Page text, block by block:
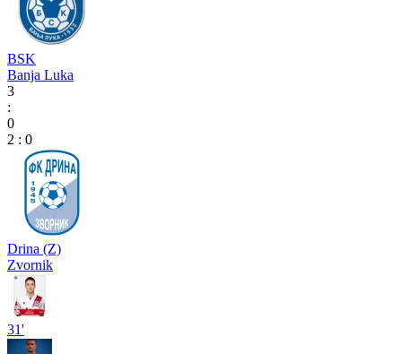
BSK
Banja Luka
3
:
0
2 : 0
Drina (Z)
Zvornik
31'